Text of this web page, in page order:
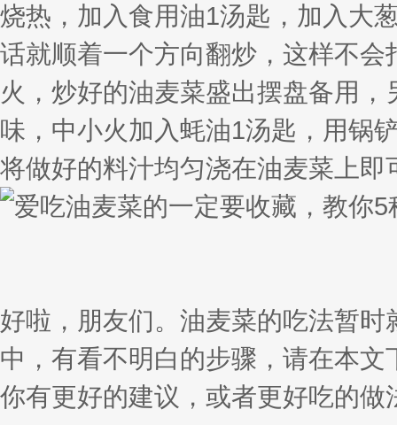
烧热，加入食用油1汤匙，加入大
话就顺着一个方向翻炒，这样不
火，炒好的油麦菜盛出摆盘备用
味，中小火加入蚝油1汤匙，用锅
将做好的料汁均匀浇在油麦菜上即
好啦，朋友们。油麦菜的吃法暂
中，有看不明白的步骤，请在本
你有更好的建议，或者更好吃的